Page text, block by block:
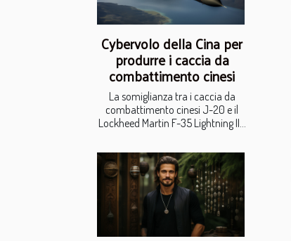
Cybervolo della Cina per
produrre i caccia da
combattimento cinesi
La somiglianza tra i caccia da
combattimento cinesi J-20 e il
Lockheed Martin F-35 Lightning II...